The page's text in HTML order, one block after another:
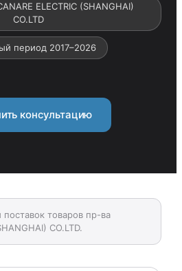
ELECTRIC (SHANGHAI)
CO.LTD
период 2017–2026
консультацию
товаров пр-ва
CO.LTD.